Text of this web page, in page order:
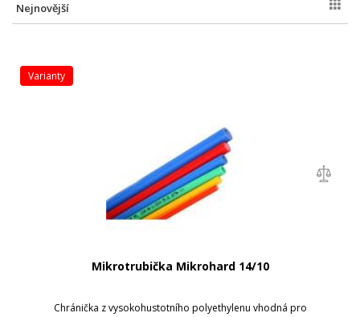
Nejnovější
Mikrotrubička Mikrohard 14/10
Chránička z vysokohustotního polyethylenu vhodná pro
varianty